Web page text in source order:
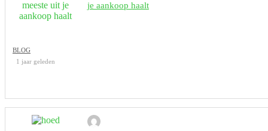
je aankoop haalt
BLOG
1 jaar geleden